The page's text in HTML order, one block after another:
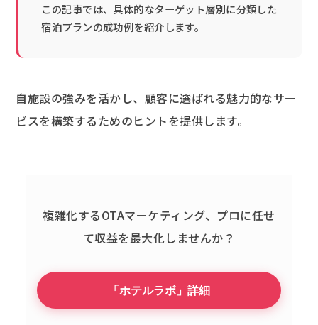
この記事では、具体的なターゲット層別に分類した
宿泊プランの成功例を紹介します。
自施設の強みを活かし、顧客に選ばれる魅力的なサー
ビスを構築するためのヒントを提供します。
複雑化するOTAマーケティング、 プロに任せ
て収益を最大化しませんか？
「ホテルラボ」詳細